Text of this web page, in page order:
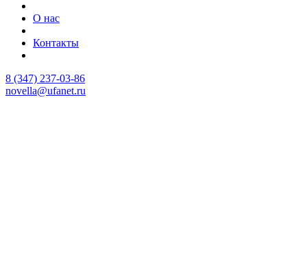
О нас
Контакты
8 (347) 237-03-86
novella@ufanet.ru